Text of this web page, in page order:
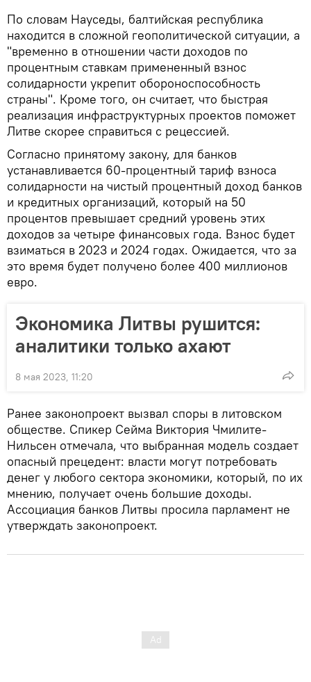
По словам Науседы, балтийская республика
находится в сложной геополитической ситуации, а
"временно в отношении части доходов по
процентным ставкам примененный взнос
солидарности укрепит обороноспособность
страны". Кроме того, он считает, что быстрая
реализация инфраструктурных проектов поможет
Литве скорее справиться с рецессией.
Согласно принятому закону, для банков
устанавливается 60-процентный тариф взноса
солидарности на чистый процентный доход банков
и кредитных организаций, который на 50
процентов превышает средний уровень этих
доходов за четыре финансовых года. Взнос будет
взиматься в 2023 и 2024 годах. Ожидается, что за
это время будет получено более 400 миллионов
евро.
Экономика Литвы рушится:
аналитики только ахают
8 мая 2023, 11:20
Ранее законопроект вызвал споры в литовском
обществе. Спикер Сейма Виктория Чмилите-
Нильсен отмечала, что выбранная модель создает
опасный прецедент: власти могут потребовать
денег у любого сектора экономики, который, по их
мнению, получает очень большие доходы.
Ассоциация банков Литвы просила парламент не
утверждать законопроект.